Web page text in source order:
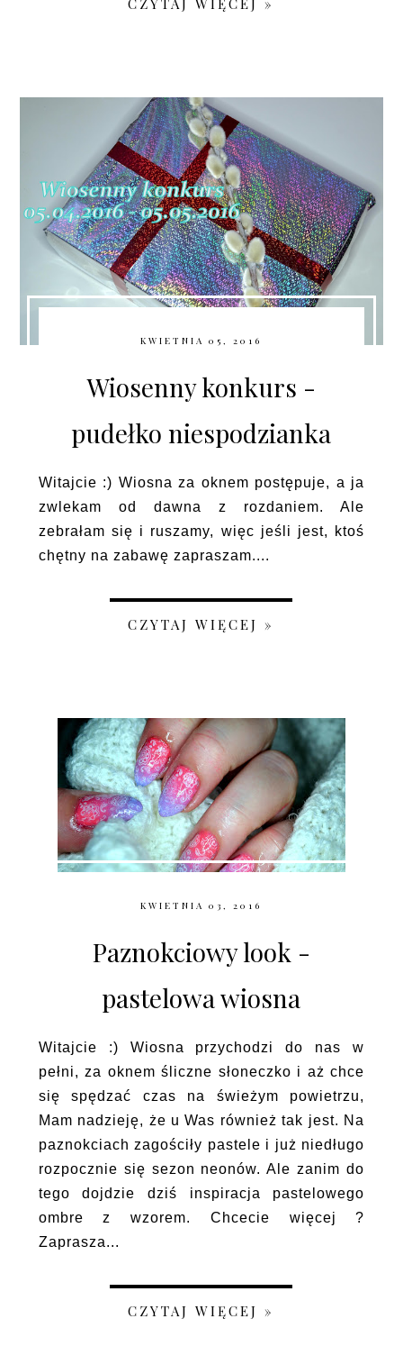
KWIETNIA 05, 2016
Wiosenny konkurs -
pudełko niespodzianka
Witajcie :) Wiosna za oknem postępuje, a ja
zwlekam od dawna z rozdaniem. Ale
zebrałam się i ruszamy, więc jeśli jest, ktoś
chętny na zabawę zapraszam....
CZYTAJ WIĘCEJ »
KWIETNIA 03, 2016
Paznokciowy look -
pastelowa wiosna
Witajcie :) Wiosna przychodzi do nas w
pełni, za oknem śliczne słoneczko i aż chce
się spędzać czas na świeżym powietrzu,
Mam nadzieję, że u Was również tak jest. Na
paznokciach zagościły pastele i już niedługo
rozpocznie się sezon neonów. Ale zanim do
tego dojdzie dziś inspiracja pastelowego
ombre z wzorem. Chcecie więcej ?
Zaprasza...
CZYTAJ WIĘCEJ »